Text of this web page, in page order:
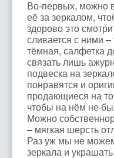
Во-первых, можно
её за зеркалом,
здорово это
сливается с ними –
тёмная, салфетка
связать лишь
подвеска на
понравятся и
продающиеся на
чтобы на нём не
Можно
– мягкая шерсть
Раз уж мы не
зеркала и